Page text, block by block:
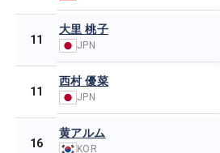
11
大里 桃子
JPN
11
西村 優菜
JPN
16
黄アルム
KOR